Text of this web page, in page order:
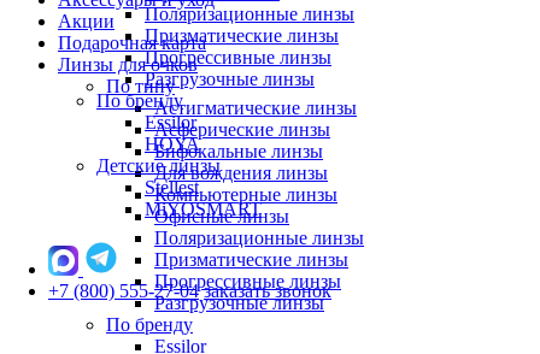
Акции
Подарочная карта
Линзы для очков
По типу
Астигматические линзы
Асферические линзы
Бифокальные линзы
Для вождения линзы
Компьютерные линзы
Офисные линзы
Поляризационные линзы
Призматические линзы
Прогрессивные линзы
Разгрузочные линзы
По бренду
Essilor
Поляризационные линзы
Призматические линзы
Прогрессивные линзы
Разгрузочные линзы
По бренду
Essilor
HOYA
Детские линзы
Stellest
MiYOSMART
+7 (800) 555-27-04 заказать звонок